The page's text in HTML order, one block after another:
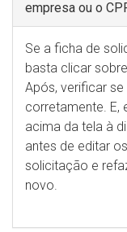
empresa ou o
Se a ficha de
basta clicar
Após, verificar
corretamente. E,
acima da tela à
antes de editar
solicitação e
novo.